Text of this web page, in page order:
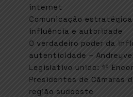
internet
Comunicação
influência e autoridade
O verdadeiro poder da
autenticidade –
Legislativo unido: 1º
Presidentes de Câmaras
região sudoeste